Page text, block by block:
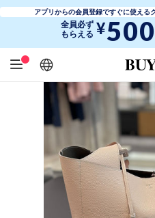
アプリからの会員登録ですぐに使える
全員必ず
もらえる ¥500
日本語
English
简体中文
繁體中文